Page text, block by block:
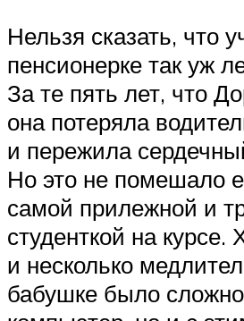
Нельзя сказать, что
пенсионерке так уж
За те пять лет, что
она потеряла
и пережила
Но это не помешало
самой прилежной и
студенткой на курсе.
и несколько
бабушке было